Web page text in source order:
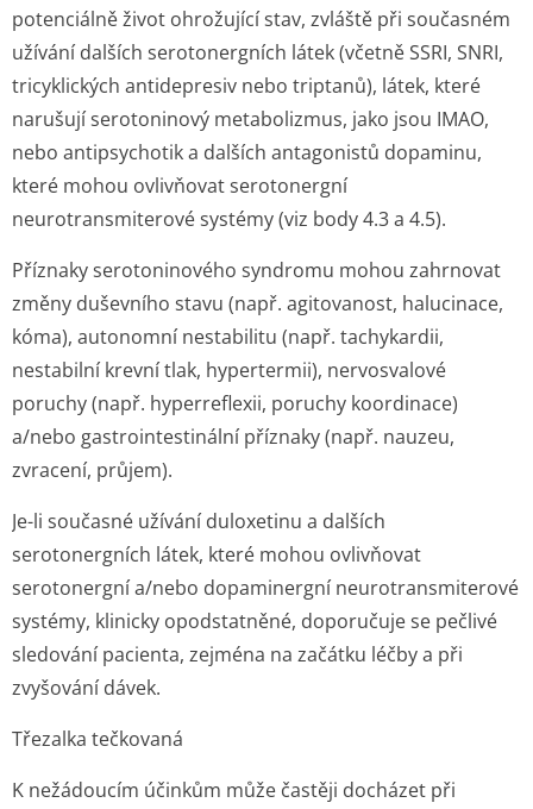
potenciálně život ohrožující stav, zvláště při současném
užívání dalších serotonergních látek (včetně SSRI, SNRI,
tricyklických antidepresiv nebo triptanů), látek, které
narušují serotoninový metabolizmus, jako jsou IMAO,
nebo antipsychotik a dalších antagonistů dopaminu,
které mohou ovlivňovat serotonergní
neurotransmiterové systémy (viz body 4.3 a 4.5).
Příznaky serotoninového syndromu mohou zahrnovat
změny duševního stavu (např. agitovanost, halucinace,
kóma), autonomní nestabilitu (např. tachykardii,
nestabilní krevní tlak, hypertermii), nervosvalové
poruchy (např. hyperreflexii, poruchy koordinace)
a/nebo gastrointestinální příznaky (např. nauzeu,
zvracení, průjem).
Je-li současné užívání duloxetinu a dalších
serotonergních látek, které mohou ovlivňovat
serotonergní a/nebo dopaminergní neurotransmiterové
systémy, klinicky opodstatněné, doporučuje se pečlivé
sledování pacienta, zejména na začátku léčby a při
zvyšování dávek.
Třezalka tečkovaná
K nežádoucím účinkům může častěji docházet při